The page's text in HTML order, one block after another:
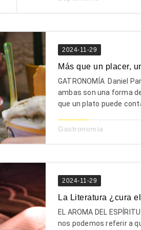
2024-11-29
Más que un placer,
GATRONOMÍA Daniel
ambas son una forma
que un plato puede
Gastronomía
2024-11-29
La Literatura ¿cura
EL AROMA DEL
nos podemos referir a